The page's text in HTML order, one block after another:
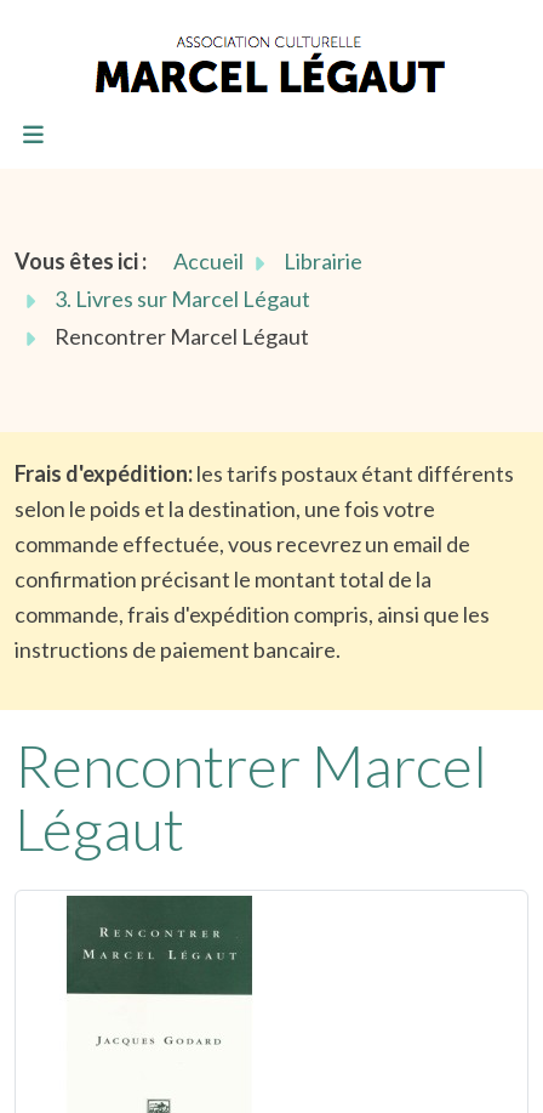
Vous êtes ici : Accueil
Librairie
3. Livres sur Marcel Légaut
Rencontrer Marcel Légaut
Frais d'expédition:les tarifs postaux étant différents
selon le poids et la destination, une fois votre
commande effectuée, vous recevrez un email de
confirmation précisant le montant total de la
commande, frais d'expédition compris, ainsi que les
instructions de paiement bancaire.
Rencontrer Marcel
Légaut